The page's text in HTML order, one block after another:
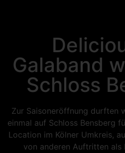
Galaband
Schloss
Zur Saisoneröffnung durften
einmal auf Schloss Bensberg
Location im Kölner Umkreis,
von anderen Auftritten